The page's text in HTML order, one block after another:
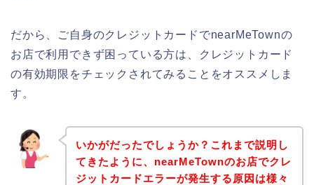
だから、ご自身のクレジットカードでnearMeTownの
お店で利用できず困っている方は、クレジットカード
の有効期限をチェックされてみることをオススメしま
す。
いかがだったでしょうか？これまで説明し
てきたように、nearMeTownのお店でクレ
ジットカードエラーが発生する原因は様々